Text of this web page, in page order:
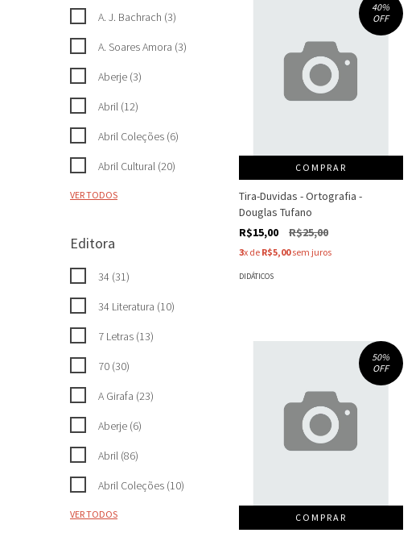
A. J. Bachrach (3)
A. Soares Amora (3)
Aberje (3)
Abril (12)
Abril Coleções (6)
Abril Cultural (20)
VER TODOS
Editora
34 (31)
34 Literatura (10)
7 Letras (13)
70 (30)
A Girafa (23)
Aberje (6)
Abril (86)
Abril Coleções (10)
VER TODOS
40%
OFF
COMPRAR
Tira-Duvidas - Ortografia -
Douglas Tufano
R$15,00
R$25,00
3x de R$5,00sem juros
DIDÁTICOS
50%
OFF
COMPRAR